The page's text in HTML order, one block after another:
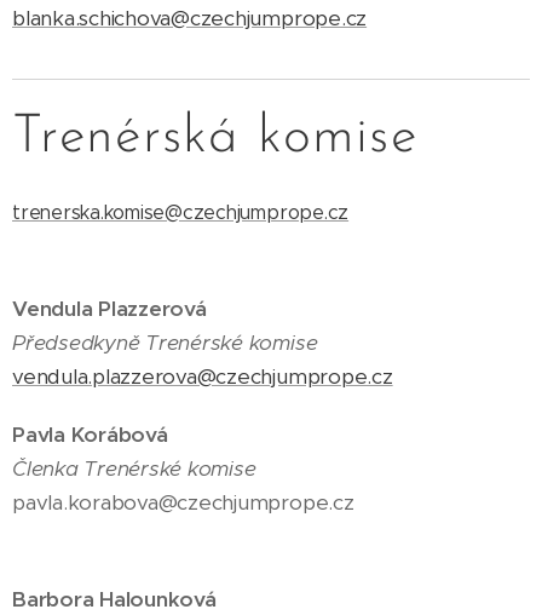
blanka.schichova@czechjumprope.cz
Trenérská komise
trenerska.komise@czechjumprope.cz
Vendula Plazzerová
Předsedkyně Trenérské komise
vendula.plazzerova@czechjumprope.cz
Pavla Korábová
Členka Trenérské komise
pavla.korabova@czechjumprope.cz
Barbora Halounková